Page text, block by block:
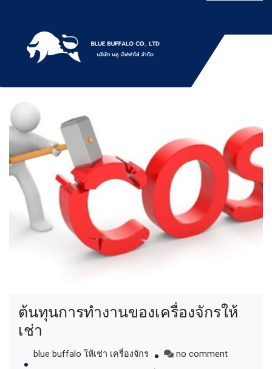
Bluebuffalo บลูบัฟฟา
โล่ ให้บริการเช่า
เครื่องจักร อย่างมือ
อาชีพ
บริการให้เช่าเครื่องจักร สำหรับใช้งานทั่วไป
ใหม่ ทันสมัย ทำงานรวดเร็ว ได้ผลงานที่คุ้มค่า
ราคายุติธรรม ขุดดิน ตักหิน ตักทราย ตัก
ถ่านหิน ตักกะลาปาร์ม ตักไม้สับ ตักวู๊ดชิป ตัก
แร่ ตักสินค้าต่างๆ ขนย้ายเครื่องจักร โดยรถ
เทลเลอร์ รถพื้นเรียบชานต่ำ (Low bed) ขนส่ง
สินค้า โดยรถพ่วงดั๊มพ์ จำหน่ายดิน หิน ทราย
รับเหมาถมที่ รถตัก CAT 950 รถตัก Komatsu
WA 380 WA 320 WA 200 รถตัก Hitachi ZW
220 ZW 180 แบ็คโฮ CAT 320 CAT 312 แบ็ค
โฮ Komatsu PC 200 LC บูมยาว PC 200 PC
120 แบ็คโฮ Kobelco SK 210 บูมยาว SK 200
SK 140ขุดดิน ตักหิน ตักทราย ตักถ่านหิน
ตักกะลาปาร์ม ตักไม้สับ ตักวู๊ดชิป ตักแร่ ตัก
สินค้าต่างๆ ขนย้ายเครื่องจักร โดยรถเทลเลอร์
ที่ รถตัก CAT 950 รถตัก Komatsu WA 380 WA
320 WA 200 รถตัก Hitachi ZW 220 ZW 180
แบ็คโฮ CAT 320 CAT 312 แบ็คโฮ Komatsu
PC 200 LC บูมยาว PC 200 PC 120 แบ็คโฮ
Kobelco SK 210 บูมยาว SK 200 SK 140
ต้นทุนการทำงานของเครื่องจักรให้
เช่า
blue buffalo ให้เช่า เครื่องจักร no commenton